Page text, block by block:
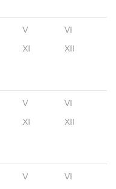
V
VI
XI XII
V
VI
XI XII
V
VI